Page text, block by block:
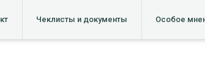
Чеклисты и документы Особое